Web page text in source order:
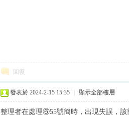
回復
發表於 2024-2-15 15:35 顯示全部樓層
整理者在處理⑥55號簡時，出現失誤，